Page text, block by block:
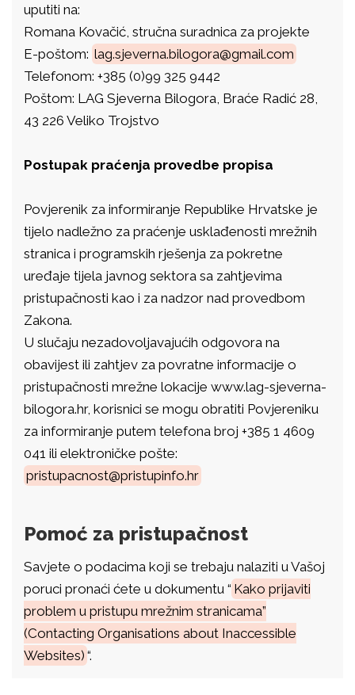
uputiti na:
Romana Kovačić, stručna suradnica za projekte
E-poštom: lag.sjeverna.bilogora@gmail.com
Telefonom: +385 (0)99 325 9442
Poštom: LAG Sjeverna Bilogora, Braće Radić 28,
43 226 Veliko Trojstvo
Postupak praćenja provedbe propisa
Povjerenik za informiranje Republike Hrvatske je
tijelo nadležno za praćenje usklađenosti mrežnih
stranica i programskih rješenja za pokretne
uređaje tijela javnog sektora sa zahtjevima
pristupačnosti kao i za nadzor nad provedbom
Zakona.
U slučaju nezadovoljavajućih odgovora na
obavijest ili zahtjev za povratne informacije o
pristupačnosti mrežne lokacije www.lag-sjeverna-
bilogora.hr, korisnici se mogu obratiti Povjereniku
za informiranje putem telefona broj +385 1 4609
041 ili elektroničke pošte:
pristupacnost@pristupinfo.hr
Pomoć za pristupačnost
Savjete o podacima koji se trebaju nalaziti u Vašoj
poruci pronaći ćete u dokumentu “ Kako prijaviti
problem u pristupu mrežnim stranicama”
(Contacting Organisations about Inaccessible
Websites) “.